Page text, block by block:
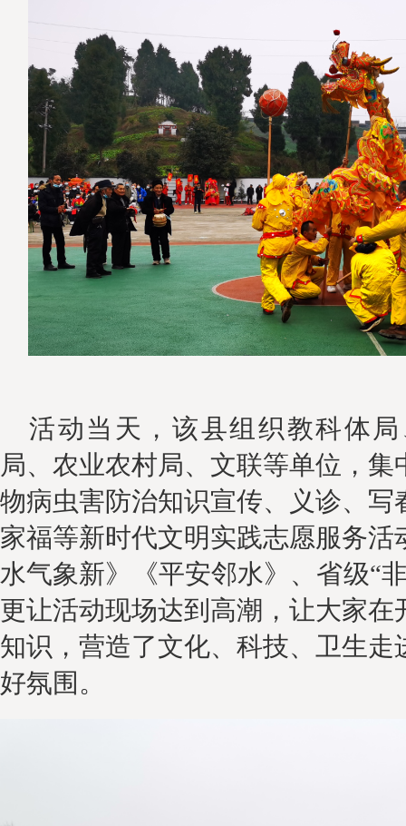
活动当天，该县组织教科体
局、农业农村局、文联等单位，集
物病虫害防治知识宣传、义诊、写
家福等新时代文明实践志愿服务活
水气象新》《平安邻水》 、 省级“
更让活动现场达到高潮， 让大家在
知识，营造了文化、科技、 卫生走
好氛围。